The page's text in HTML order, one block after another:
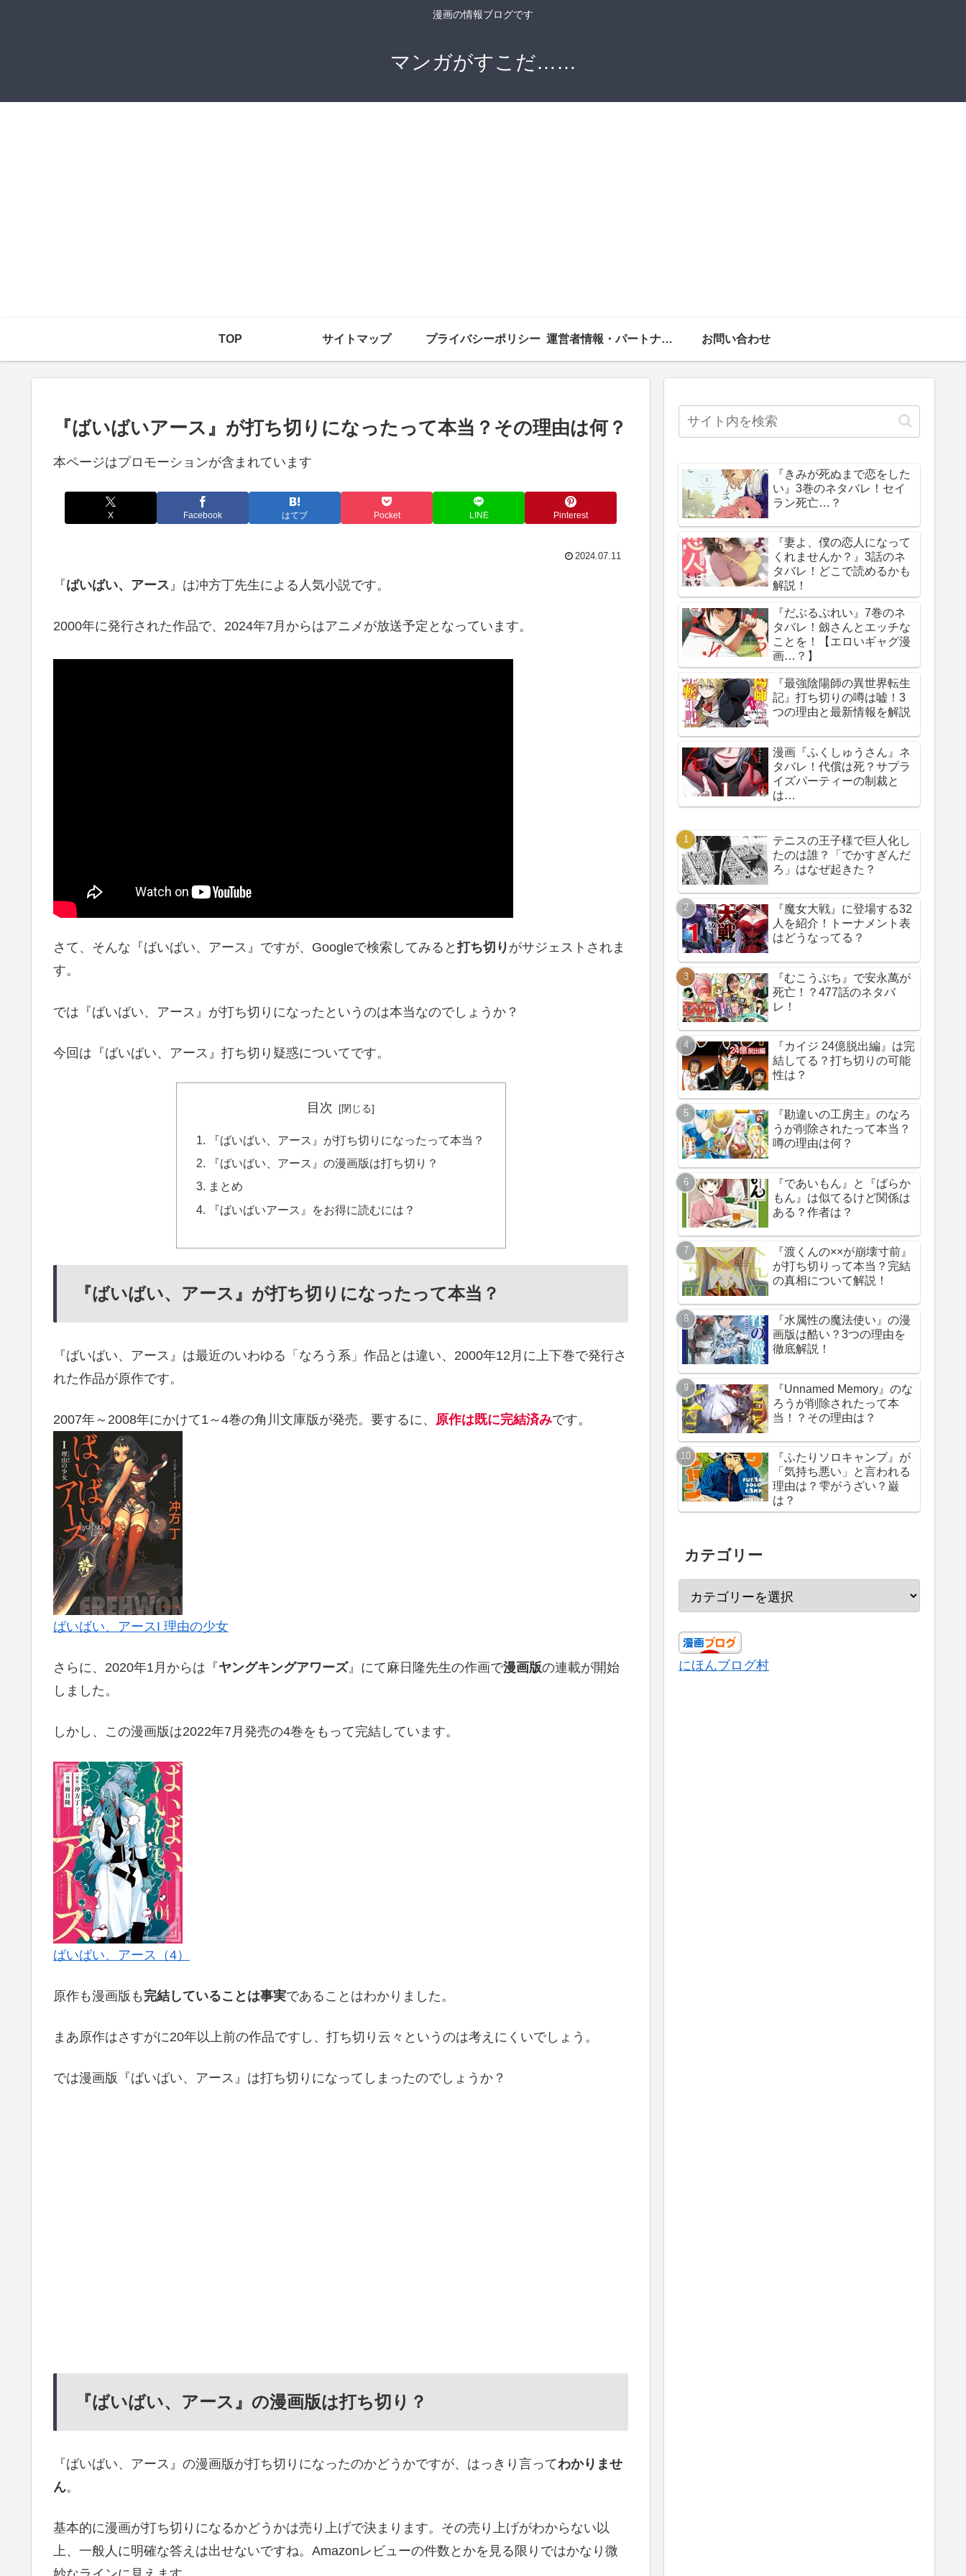
漫画の情報ブログです
マンガがすこだ……
TOP サイトマップ プライバシーポリシー 運営者情報・パートナーメディア お問い合わせ
『ばいばいアース』が打ち切りになったって本当？その理由は何？
本ページはプロモーションが含まれています
X Facebook はてブ Pocket LINE Pinterest
2024.07.11
『ばいばい、アース 』は冲方丁先生による人気小説です。
2000年に発行された作品で、2024年7月からはアニメが放送予定となっています。
さて、そんな『ばいばい、アース』ですが、Googleで検索してみると打ち切り がサジェストされま
す。
では『ばいばい、アース』が打ち切りになったというのは本当なのでしょうか？
今回は『ばいばい、アース』打ち切り疑惑についてです。
目次
『ばいばい、アース』が打ち切りになったって本当？
『ばいばい、アース』の漫画版は打ち切り？
まとめ
『ばいばいアース』をお得に読むには？
『ばいばい、アース』が打ち切りになったって本当？
『ばいばい、アース』は最近のいわゆる「なろう系」作品とは違い、2000年12月に上下巻で発行さ
れた作品が原作です。
2007年～2008年にかけて1～4巻の角川文庫版が発売。要するに、 原作は既に完結済みです。
ばいばい、アースI 理由の少女
さらに、2020年1月からは『ヤングキングアワーズ』にて麻日隆先生の作画で漫画版の連載が開始
しました。
しかし、この漫画版は2022年7月発売の4巻をもって完結しています。
ばいばい、アース（4）
原作も漫画版も 完結していることは事実であることはわかりました。
まあ原作はさすがに20年以上前の作品ですし、打ち切り云々というのは考えにくいでしょう。
では漫画版『ばいばい、アース』は打ち切りになってしまったのでしょうか？
『ばいばい、アース』の漫画版は打ち切り？
『ばいばい、アース』の漫画版が打ち切りになったのかどうかですが、はっきり言ってわかりませ
ん。
基本的に漫画が打ち切りになるかどうかは売り上げで決まります。その売り上げがわからない以
上、一般人に明確な答えは出せないですね。Amazonレビューの件数とかを見る限りではかなり微
『きみが死ぬまで恋をした
い』3巻のネタバレ！セイ
ラン死亡…？
『妻よ、僕の恋人になって
くれませんか？』3話のネ
タバレ！どこで読めるかも
解説！
『だぶるぷれい』7巻のネ
タバレ！劔さんとエッチな
ことを！【エロいギャグ漫
画…？】
『最強陰陽師の異世界転生
記』打ち切りの噂は嘘！3
つの理由と最新情報を解説
漫画『ふくしゅうさん』ネ
タバレ！代償は死？サプラ
イズパーティーの制裁と
は…
テニスの王子様で巨人化し
たのは誰？「でかすぎんだ
ろ」はなぜ起きた？
『魔女大戦』に登場する32
人を紹介！トーナメント表
はどうなってる？
『むこうぶち』で安永萬が
死亡！？477話のネタバ
レ！
『カイジ 24億脱出編』は完
結してる？打ち切りの可能
性は？
『勘違いの工房主』のなろ
うが削除されたって本当？
噂の理由は何？
『であいもん』と『ばらか
もん』は似てるけど関係は
ある？作者は？
『渡くんの××が崩壊寸前』
が打ち切りって本当？完結
の真相について解説！
『水属性の魔法使い』の漫
画版は酷い？3つの理由を
徹底解説！
『Unnamed Memory』のな
ろうが削除されたって本
当！？その理由は？
『ふたりソロキャンプ』が
「気持ち悪い」と言われる
理由は？雫がうざい？巌
は？
カテゴリー
にほんブログ村